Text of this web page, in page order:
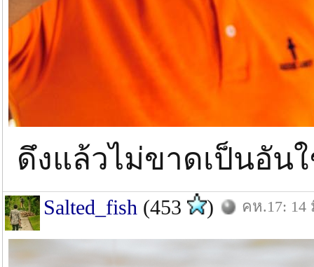
ดึงแล้วไม่ขาดเป็นอัน
Salted_fish (453 ) คห.17: 14